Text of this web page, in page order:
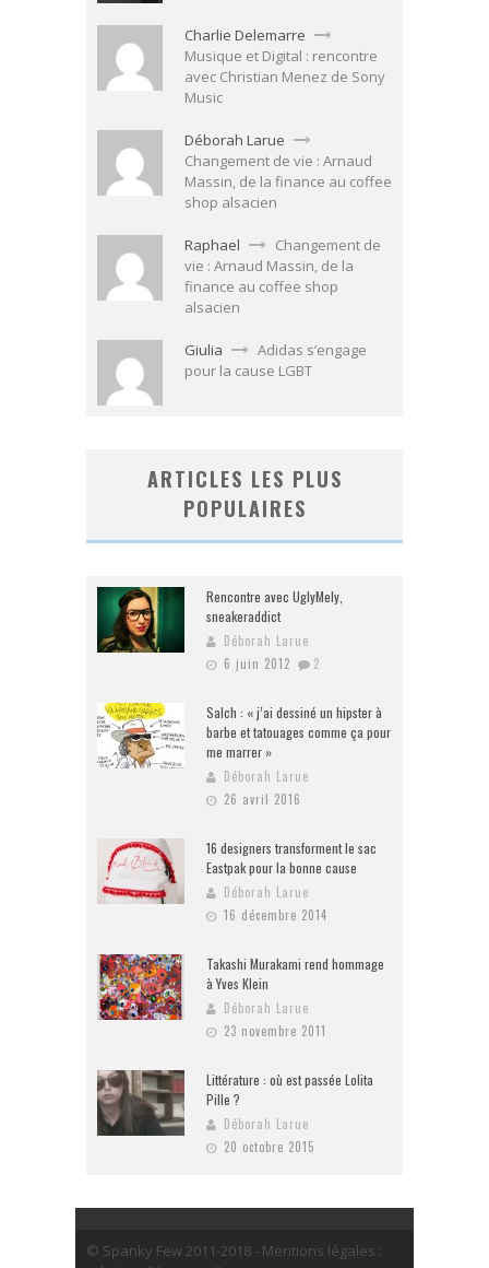
Charlie Delemarre
Musique et Digital : rencontre
avec Christian Menez de Sony
Music
Déborah Larue
Changement de vie : Arnaud
Massin, de la finance au coffee
shop alsacien
Raphael
Changement de
vie : Arnaud Massin, de la
finance au coffee shop
alsacien
Giulia
Adidas s’engage
pour la cause LGBT
ARTICLES LES PLUS
POPULAIRES
Rencontre avec UglyMely,
sneakeraddict
Déborah Larue
6 juin 2012
2
Salch : « j’ai dessiné un hipster à
barbe et tatouages comme ça pour
me marrer »
Déborah Larue
26 avril 2016
16 designers transforment le sac
Eastpak pour la bonne cause
Déborah Larue
16 décembre 2014
Takashi Murakami rend hommage
à Yves Klein
Déborah Larue
23 novembre 2011
Littérature : où est passée Lolita
Pille ?
Déborah Larue
20 octobre 2015
© Spanky Few 2011-2018 - Mentions légales :